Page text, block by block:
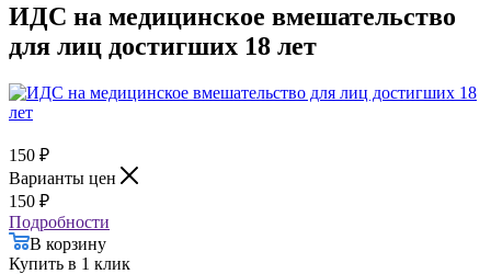
ИДС на медицинское вмешательство
для лиц достигших 18 лет
150 ₽
Варианты цен
150 ₽
Подробности
В корзину
Купить в 1 клик